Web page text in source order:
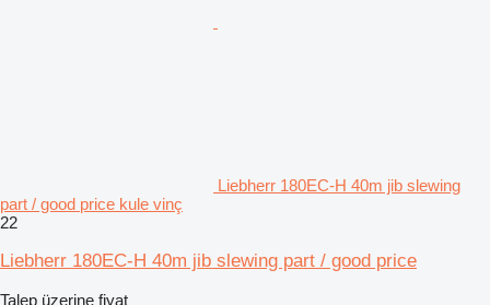
Liebherr 180EC-H 40m jib slewing
part / good price kule vinç
22
Liebherr 180EC-H 40m jib slewing part / good price
Talep üzerine fiyat